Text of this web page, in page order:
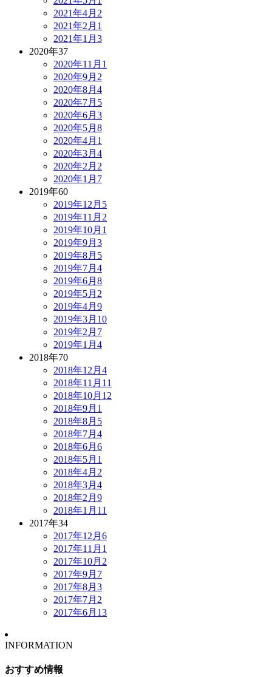
2021年4月 2
2021年2月 1
2021年1月 3
2020年37
2020年11月 1
2020年9月 2
2020年8月 4
2020年7月 5
2020年6月 3
2020年5月 8
2020年4月 1
2020年3月 4
2020年2月 2
2020年1月 7
2019年60
2019年12月 5
2019年11月 2
2019年10月 1
2019年9月 3
2019年8月 5
2019年7月 4
2019年6月 8
2019年5月 2
2019年4月 9
2019年3月 10
2019年2月 7
2019年1月 4
2018年70
2018年12月 4
2018年11月 11
2018年10月 12
2018年9月 1
2018年8月 5
2018年7月 4
2018年6月 6
2018年5月 1
2018年4月 2
2018年3月 4
2018年2月 9
2018年1月 11
2017年34
2017年12月 6
2017年11月 1
2017年10月 2
2017年9月 7
2017年8月 3
2017年7月 2
2017年6月 13
INFORMATION
おすすめ情報